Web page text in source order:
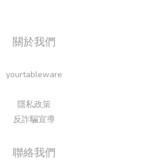
關於我們
yourtableware
隱私政策
反詐騙宣導
聯絡我們